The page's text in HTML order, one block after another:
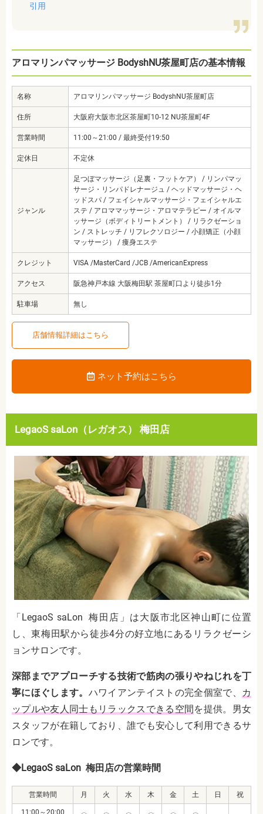
引用
アロマリンパマッサージ BodyshNU茶屋町店の基本情報
名称 アロマリンパマッサージ BodyshNU茶屋町店
住所 大阪府大阪市北区茶屋町10-12 NU茶屋町4F
営業時間 11:00～21:00 / 最終受付19:50
定休日 不定休
ジャンル
足つぼマッサージ（足裏・フットケア） / リンパマッ
サージ・リンパドレナージュ / ヘッドマッサージ・ヘ
ッドスパ / フェイシャルマッサージ・フェイシャルエ
ステ / アロママッサージ・アロマテラピー / オイルマ
ッサージ（ボディトリートメント） / リラクゼーショ
ン / ストレッチ / リフレクソロジー / 小顔矯正（小顔
マッサージ） / 痩身エステ
クレジット VISA /MasterCard /JCB /AmericanExpress
アクセス 阪急神戸本線 大阪梅田駅 茶屋町口より徒歩1分
駐車場 無し
店舗情報詳細はこちら
ネット予約はこちら
LegaoS saLon（レガオス） 梅田店
「LegaoS saLon 梅田店」は大阪市北区神山町に位置
し、東梅田駅から徒歩4分の好立地にあるリラクゼーシ
ョンサロンです。
深部までアプローチする技術で筋肉の張りやねじれを丁
寧にほぐします。 ハワイアンテイストの完全個室で、
カ
ップルや友人同士もリラックスできる空間 を提供。男女
スタッフが在籍しており、誰でも安心して利用できるサ
ロンです。
◆LegaoS saLon 梅田店の営業時間
営業時間 月 火 水 木 金 土 日 祝
11:00～20:00